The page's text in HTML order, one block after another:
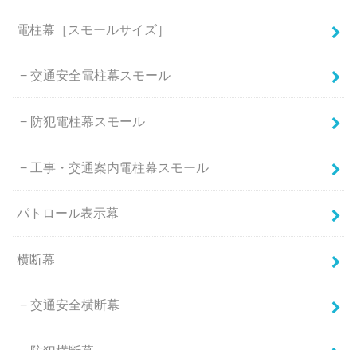
電柱幕［スモールサイズ］
交通安全電柱幕スモール
防犯電柱幕スモール
工事・交通案内電柱幕スモール
パトロール表示幕
横断幕
交通安全横断幕